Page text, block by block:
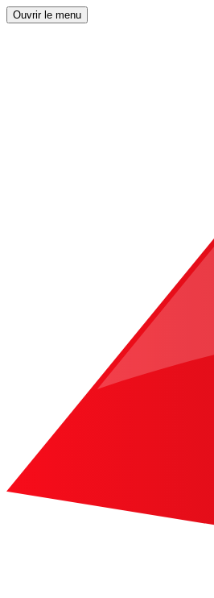
Ouvrir le menu